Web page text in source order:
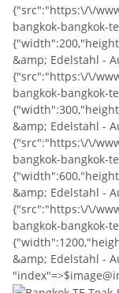
{"src":"https:\/\/
bangkok-bangkok-
&amp; Edelstahl -
{"src":"https:\/\/
bangkok-bangkok-
&amp; Edelstahl -
{"src":"https:\/\/
bangkok-bangkok-
&amp; Edelstahl -
{"src":"https:\/\/
bangkok-bangkok-
&amp; Edelstahl -